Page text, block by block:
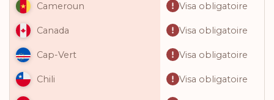
Cameroun Visa obligatoire
Canada Visa obligatoire
Cap-Vert Visa obligatoire
Chili Visa obligatoire